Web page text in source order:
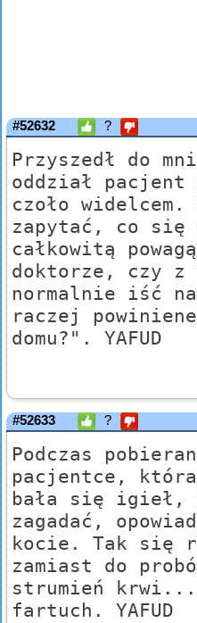
#52632 ?
Przyszedł do
oddział pacjent
czoło widelcem.
zapytać, co się
całkowitą
doktorze, czy z
normalnie iść
raczej
domu?". YAFUD
#52633 ?
Podczas
pacjentce,
bała się igieł,
zagadać,
kocie. Tak się
zamiast do
strumień
fartuch. YAFUD